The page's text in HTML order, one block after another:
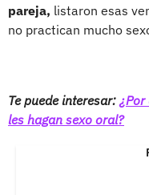
pareja, listaron esas
no practican mucho
Te puede interesar: ¿Por
les hagan sexo oral?